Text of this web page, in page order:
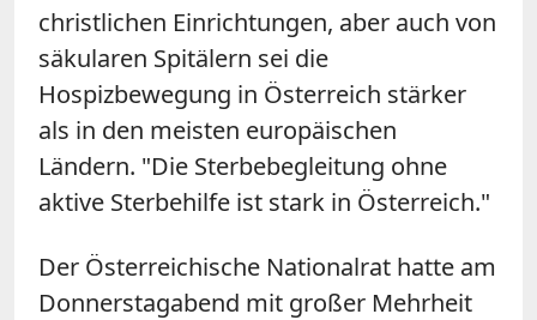
christlichen Einrichtungen, aber auch von
säkularen Spitälern sei die
Hospizbewegung in Österreich stärker
als in den meisten europäischen
Ländern. "Die Sterbebegleitung ohne
aktive Sterbehilfe ist stark in Österreich."
Der Österreichische Nationalrat hatte am
Donnerstagabend mit großer Mehrheit